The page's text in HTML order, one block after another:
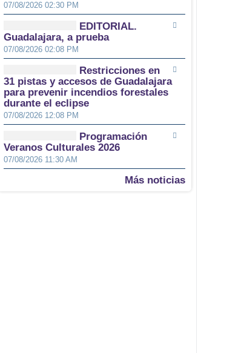
07/08/2026 02:30 PM
EDITORIAL.
Guadalajara, a prueba
07/08/2026 02:08 PM
Restricciones en
31 pistas y accesos de Guadalajara
para prevenir incendios forestales
durante el eclipse
07/08/2026 12:08 PM
Programación
Veranos Culturales 2026
07/08/2026 11:30 AM
Más noticias